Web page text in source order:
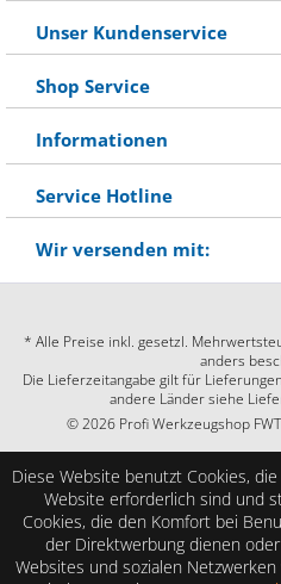
Unser Kundenservice
Shop Service
Informationen
Service Hotline
Wir versenden mit:
* Alle Preise inkl. gesetzl.
anders
Die Lieferzeitangabe gilt für
andere Länder siehe
© 2026 Profi Werkzeugshop
Diese Website benutzt Cookies,
Website erforderlich sind und
Cookies, die den Komfort bei
der Direktwerbung dienen
Websites und sozialen